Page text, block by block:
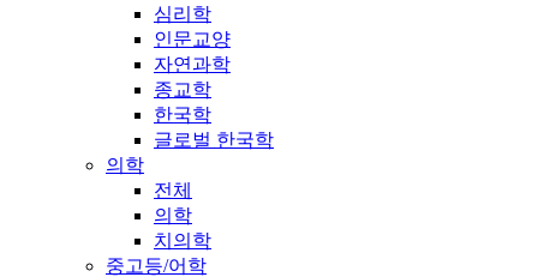
심리학
인문교양
자연과학
종교학
한국학
글로벌 한국학
의학
전체
의학
치의학
중고등/어학